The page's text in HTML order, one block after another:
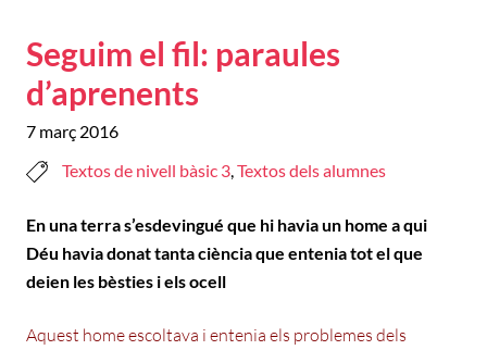
Seguim el fil: paraules
d’aprenents
7 març 2016
Textos de nivell bàsic 3,Textos dels alumnes
En una terra s’esdevingué que hi havia un home a qui
Déu havia donat tanta ciència que entenia tot el que
deien les bèsties i els ocell
Aquest home escoltava i entenia els problemes dels